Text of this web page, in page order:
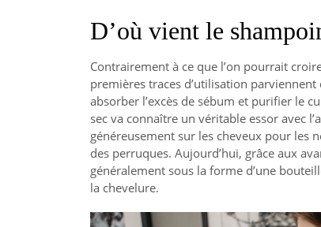
D’où vient le
Contrairement à ce que l’on pourrait
premières traces d’utilisation
absorber l’excès de sébum et purifier le
sec va connaître un véritable essor avec
généreusement sur les cheveux pour les
des perruques. Aujourd’hui, grâce aux
généralement sous la forme d’une
la chevelure.